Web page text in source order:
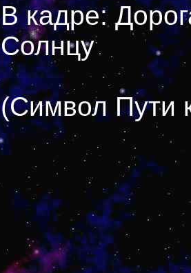
В кадре:
Солнцу
(Символ Пути